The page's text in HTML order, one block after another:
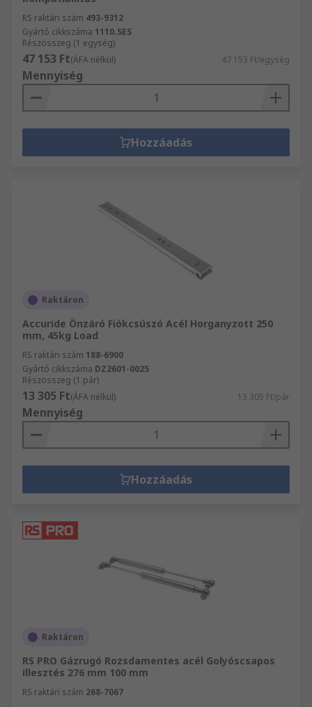
RS raktári szám 493-9312
Gyártó cikkszáma 1110.SES
Részösszeg (1 egység)
47 153 Ft(ÁFA nélkül) 47 153 Ft/egység
Mennyiség
Hozzáadás
Raktáron
Accuride Önzáró Fiókcsúszó Acél Horganyzott 250
mm, 45kg Load
RS raktári szám 188-6900
Gyártó cikkszáma DZ2601-0025
Részösszeg (1 pár)
13 305 Ft(ÁFA nélkül) 13 305 Ft/pár
Mennyiség
Hozzáadás
Raktáron
RS PRO Gázrugó Rozsdamentes acél Golyóscsapos
illesztés 276 mm 100 mm
RS raktári szám 268-7067